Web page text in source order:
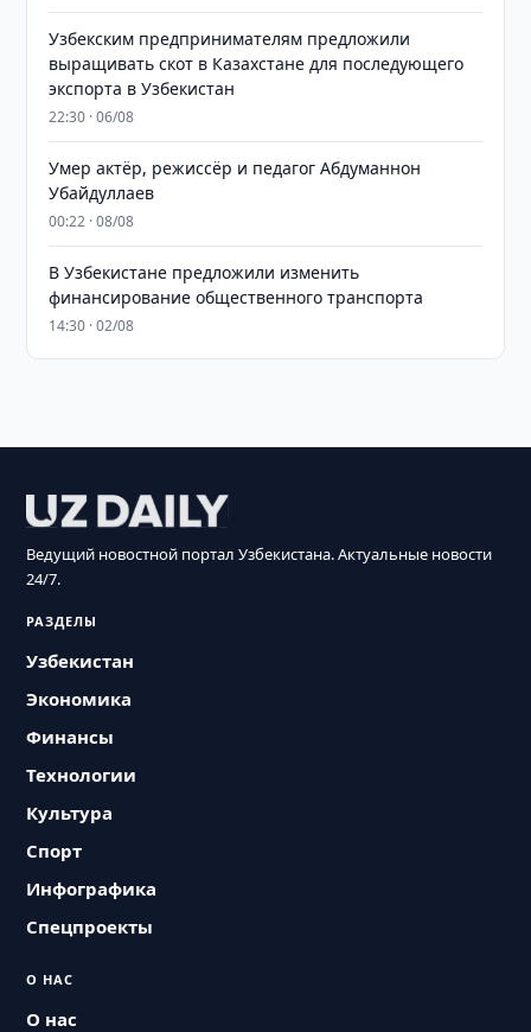
Узбекским предпринимателям предложили
выращивать скот в Казахстане для последующего
экспорта в Узбекистан
22:30 · 06/08
Умер актёр, режиссёр и педагог Абдуманнон
Убайдуллаев
00:22 · 08/08
В Узбекистане предложили изменить
финансирование общественного транспорта
14:30 · 02/08
Ведущий новостной портал Узбекистана. Актуальные новости
24/7.
РАЗДЕЛЫ
Узбекистан
Экономика
Финансы
Технологии
Культура
Спорт
Инфографика
Спецпроекты
О НАС
О нас